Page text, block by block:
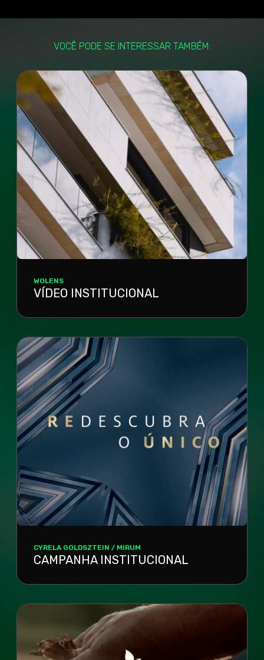
VOCÊ PODE SE INTERESSAR TAMBÉM:
WOLENS
VÍDEO INSTITUCIONAL
CYRELA GOLDSZTEIN / MIRUM
CAMPANHA INSTITUCIONAL